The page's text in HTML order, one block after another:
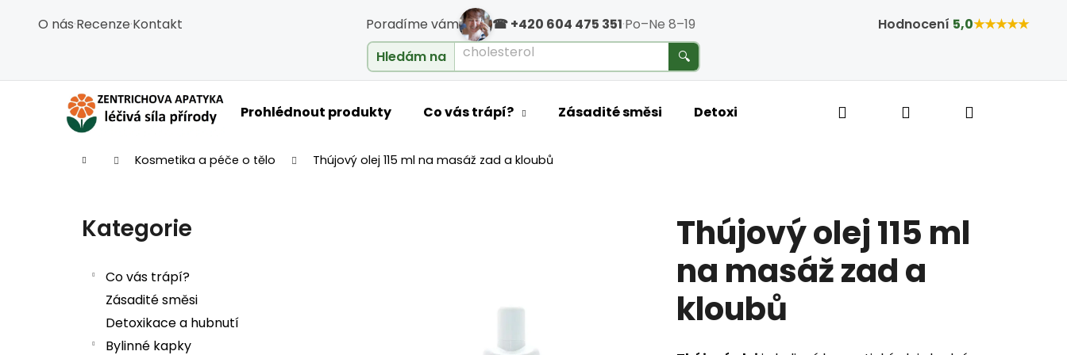
O nás·Recenze·Kontakt Poradíme vám ☎ +420 604 475 351·Po–Ne 8–19 Hodnocení 5,0★★★★★
Hledám na
cholesterol 🔍
Prohlédnout produkty Co vás trápí? Zásadité směsi Detoxikace a hubnutí Bylinné kapky
Hledat PřihlášeníNákupní
Domů Kosmetika a péče o tělo Thújový olej 115 ml na masáž zad a kloubů
Přeskočit kategorie
Kategorie
Co vás trápí?
Zásadité směsi
Detoxikace a hubnutí
Bylinné kapky
Thújový olej 115 ml
na masáž zad a
kloubů
Košík
Co potřebujete najít?